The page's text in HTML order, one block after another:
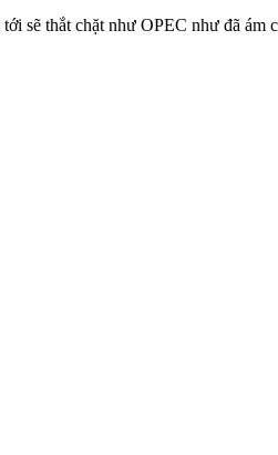
sẽ thắt chặt như OPEC như đã ám